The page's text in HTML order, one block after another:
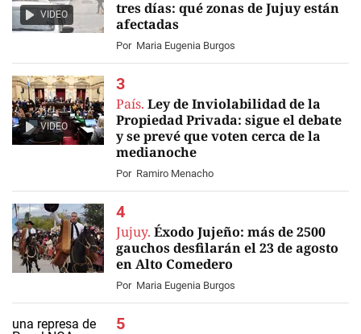
VIDEO
tres días: qué zonas de Jujuy están
afectadas
Por Maria Eugenia Burgos
VIDEO
País. Ley de Inviolabilidad de la
Propiedad Privada: sigue el debate
y se prevé que voten cerca de la
medianoche
Por Ramiro Menacho
Jujuy. Éxodo Jujeño: más de 2500
gauchos desfilarán el 23 de agosto
en Alto Comedero
Por Maria Eugenia Burgos